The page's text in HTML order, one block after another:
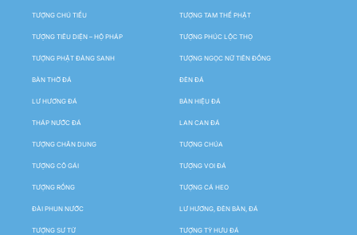
TƯỢNG CHÚ TIỂU TƯỢNG TAM THẾ PHẬT
TƯỢNG TIÊU DIỆN – HỘ PHÁP TƯỢNG PHÚC LỘC THỌ
TƯỢNG PHẬT ĐẢNG SANH TƯỢNG NGỌC NỮ TIÊN ĐỒNG
BÀN THỜ ĐÁ ĐÈN ĐÁ
LƯ HƯƠNG ĐÁ BẢN HIỆU ĐÁ
THÁP NƯỚC ĐÁ LAN CAN ĐÁ
TƯỢNG CHÂN DUNG TƯỢNG CHÚA
TƯỢNG CÔ GÁI TƯỢNG VOI ĐÁ
TƯỢNG RỒNG TƯỢNG CÁ HEO
ĐÀI PHUN NƯỚC LƯ HƯƠNG, ĐÈN BÀN, ĐÁ
TƯỢNG SƯ TỬ TƯỢNG TỲ HƯU ĐÁ